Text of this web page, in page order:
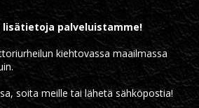
palveluistamme!
kiehtovassa maailmassa
soita meille tai lähetä sähköpostia!